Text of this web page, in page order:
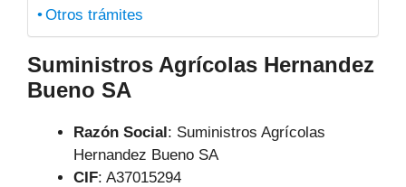
Otros trámites
Suministros Agrícolas Hernandez
Bueno SA
Razón Social: Suministros Agrícolas
Hernandez Bueno SA
CIF: A37015294